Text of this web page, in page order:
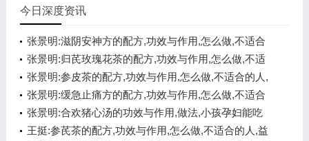
今日深度资讯
张景明:滋阴安神方的配方,功效与作用,怎么做,不适合
的人,悦心安神
张景明:归芪玫瑰花茶的配方,功效与作用,怎么做,不适
合的人,补气养血
张景明:参皮茶的配方,功效与作用,怎么做,不适合的人,
健脾开胃
张景明:缓急止痛方的配方,功效与作用,怎么做,不适合
的人,化痰醒神
张景明:合欢猪心汤的功效与作用,做法,小孩孕妇能吃
吗,悦心安神
王挺:参芪茶的配方,功效与作用,怎么做,不适合的人,益